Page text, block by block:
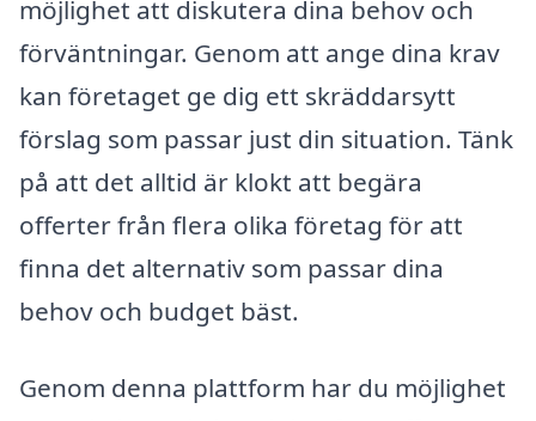
möjlighet att diskutera dina behov och
förväntningar. Genom att ange dina krav
kan företaget ge dig ett skräddarsytt
förslag som passar just din situation. Tänk
på att det alltid är klokt att begära
offerter från flera olika företag för att
finna det alternativ som passar dina
behov och budget bäst.
Genom denna plattform har du möjlighet